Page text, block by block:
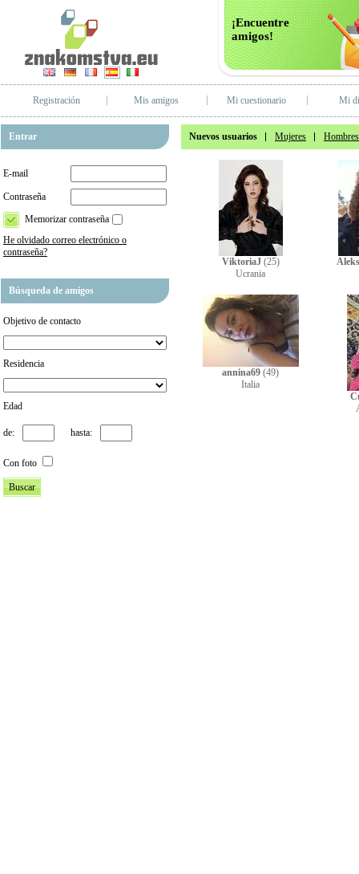
¡Encuentre
amigos!
Registración Mis amigos Mi cuestionario Mi
Entrar
E-mail
Contraseña
Memorizar contraseña
He olvidado correo electrónico o
contraseña?
Búsqueda de amigos
Objetivo de contacto
Residencia
Edad
de: hasta:
Con foto
Nuevos usuarios Mujeres Hombres
ViktoriaJ (25)
Ucrania
annina69 (49)
Italia